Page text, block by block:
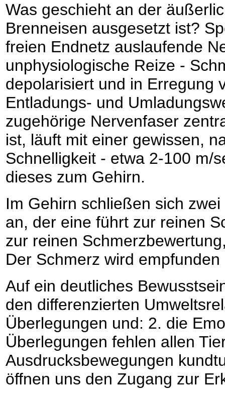
Was geschieht an der
Brenneisen ausgesetzt ist?
freien Endnetz auslaufende
unphysiologische Reize -
depolarisiert und in Erregung
Entladungs- und
zugehörige Nervenfaser
ist, läuft mit einer gewissen,
Schnelligkeit - etwa 2-100 m/
dieses zum Gehirn.
Im Gehirn schließen sich
an, der eine führt zur reinen
zur reinen
Der Schmerz wird
Auf ein deutliches
den differenzierten
Überlegungen und: 2. die
Überlegungen fehlen allen
Ausdrucksbewegungen
öffnen uns den Zugang zur